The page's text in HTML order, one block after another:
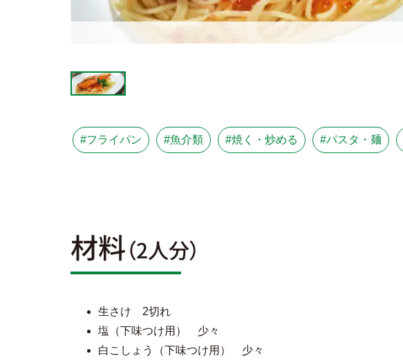
#フライパン #魚介類 #焼く・炒める #パスタ・麺
材料（2人分）
生さけ 2切れ
塩（下味つけ用） 少々
白こしょう（下味つけ用） 少々